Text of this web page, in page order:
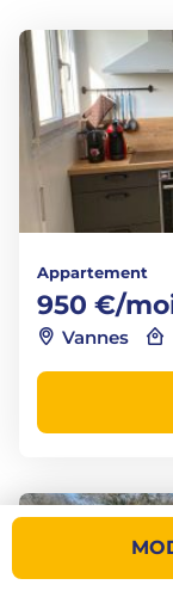
Appartement
950 €/
Vannes